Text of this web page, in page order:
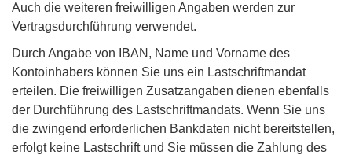
Auch die weiteren freiwilligen Angaben werden zur
Vertragsdurchführung verwendet.
Durch Angabe von IBAN, Name und Vorname des
Kontoinhabers können Sie uns ein Lastschriftmandat
erteilen. Die freiwilligen Zusatzangaben dienen ebenfalls
der Durchführung des Lastschriftmandats. Wenn Sie uns
die zwingend erforderlichen Bankdaten nicht bereitstellen,
erfolgt keine Lastschrift und Sie müssen die Zahlung des